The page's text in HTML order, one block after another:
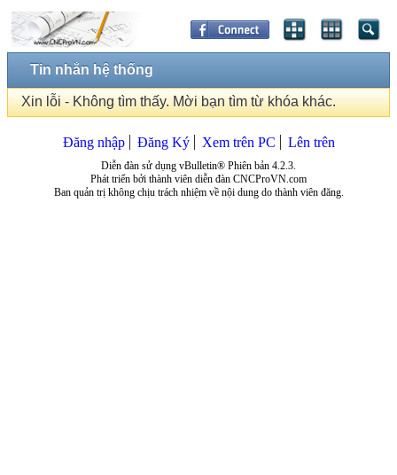
Tin nhắn hệ thống
Xin lỗi - Không tìm thấy. Mời bạn tìm từ khóa khác.
Đăng nhập Đăng Ký Xem trên PC Lên trên
Diễn đàn sử dụng vBulletin® Phiên bản 4.2.3.
Phát triển bởi thành viên diễn đàn CNCProVN.com
Ban quản trị không chịu trách nhiệm về nội dung do thành viên đăng.